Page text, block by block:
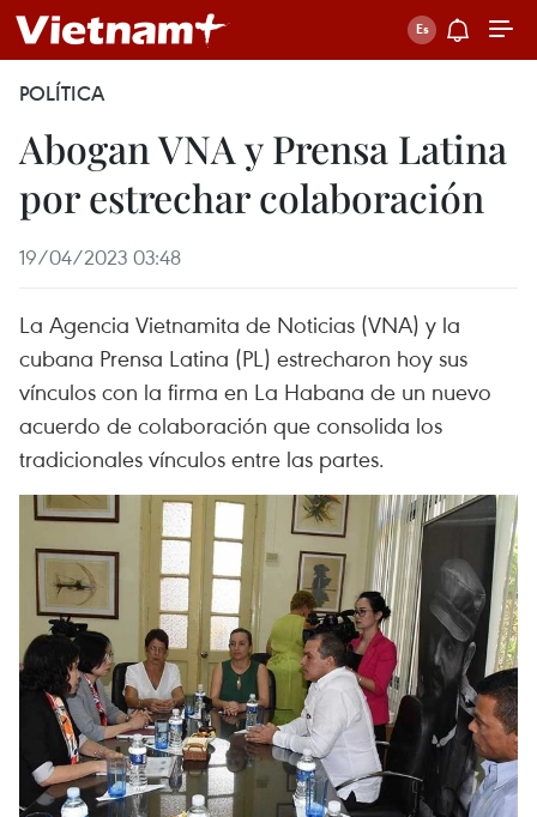
POLÍTICA
Abogan VNA y Prensa Latina
por estrechar colaboración
19/04/2023 03:48
La Agencia Vietnamita de Noticias (VNA) y la
cubana Prensa Latina (PL) estrecharon hoy sus
vínculos con la firma en La Habana de un nuevo
acuerdo de colaboración que consolida los
tradicionales vínculos entre las partes.